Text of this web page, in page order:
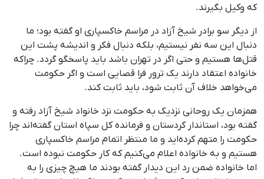
که وکیل بگیرند.
از دیگر سو برادر شیخ آزاد در مراسم خاکسپاری او گفته بود؛ ما
دنبال این سه نفر نیستیم، بلکه دنبال فکر و اندیشه پشت این
قتل‌ها هستیم و حتی اگر در تهران باشد باید پاسخگو گردد. چراکه
خانواده اعتقاد دارند یک ترور فرا قصایی است و اگر حکومت
می‌خواهد خلاف آن ثابت شود، باید ثابت کند.
همزمان یک روحانی نزدیک به حکومت نزد خانواد شیخ آزاد رفته و
گفته بود، استاندار کردستان و فرمانده کل سپاه استان گفته‌اند چرا
حکومت را متهم کرده‌اید و ما منتظر اتمام مراسم خاکسپاری
هستیم و به خانواده اعلام می‌کنیم که کار حکومت نبوده است.
اما خانواده ضمن رد این دیدار گفته بودند ما هیچ چیزی را به‌